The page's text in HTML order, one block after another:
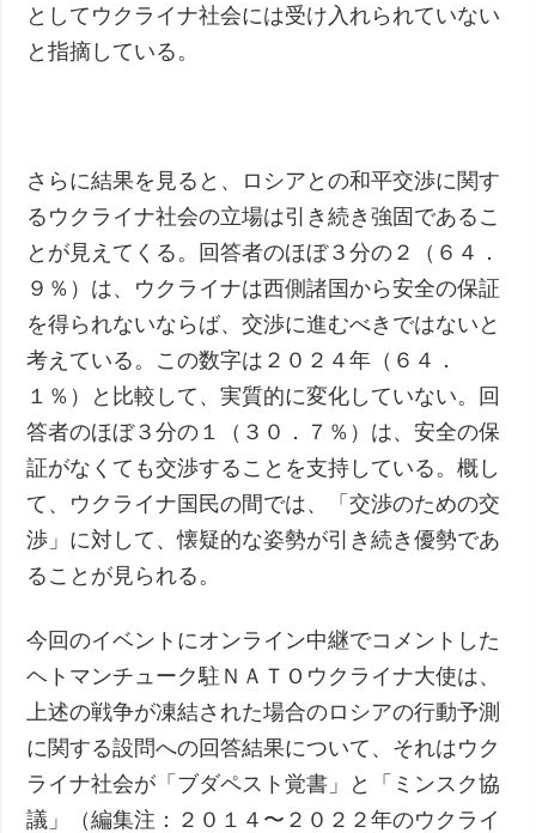
としてウクライナ社会には受け入れられていない
と指摘している。
さらに結果を見ると、ロシアとの和平交渉に関す
るウクライナ社会の立場は引き続き強固であるこ
とが見えてくる。回答者のほぼ３分の２（６４．
９％）は、ウクライナは西側諸国から安全の保証
を得られないならば、交渉に進むべきではないと
考えている。この数字は２０２４年（６４．
１％）と比較して、実質的に変化していない。回
答者のほぼ３分の１（３０．７％）は、安全の保
証がなくても交渉することを支持している。概し
て、ウクライナ国民の間では、「交渉のための交
渉」に対して、懐疑的な姿勢が引き続き優勢であ
ることが見られる。
今回のイベントにオンライン中継でコメントした
ヘトマンチューク駐ＮＡＴＯウクライナ大使は、
上述の戦争が凍結された場合のロシアの行動予測
に関する設問への回答結果について、それはウク
ライナ社会が「ブダペスト覚書」と「ミンスク協
議」（編集注：２０１４〜２０２２年のウクライ